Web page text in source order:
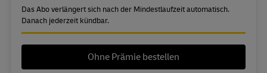
Das Abo verlängert sich nach der Mindestlaufzeit automatisch.
Danach jederzeit kündbar.
Ohne Prämie bestellen